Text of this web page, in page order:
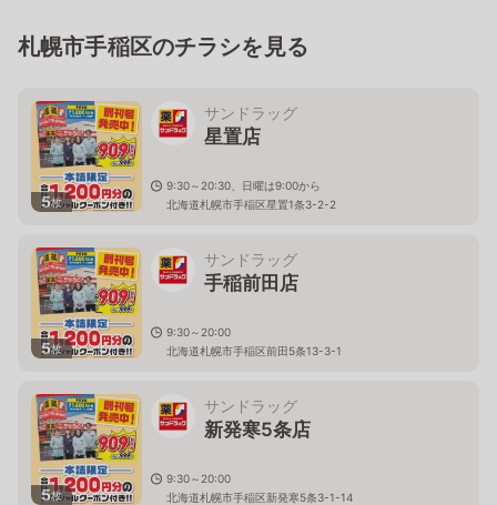
札幌市手稲区のチラシを見る
5枚
サンドラッグ
星置店
9:30～20:30、日曜は9:00から
北海道札幌市手稲区星置1条3-2-2
5枚
サンドラッグ
手稲前田店
9:30～20:00
北海道札幌市手稲区前田5条13-3-1
5枚
サンドラッグ
新発寒5条店
9:30～20:00
北海道札幌市手稲区新発寒5条3-1-14